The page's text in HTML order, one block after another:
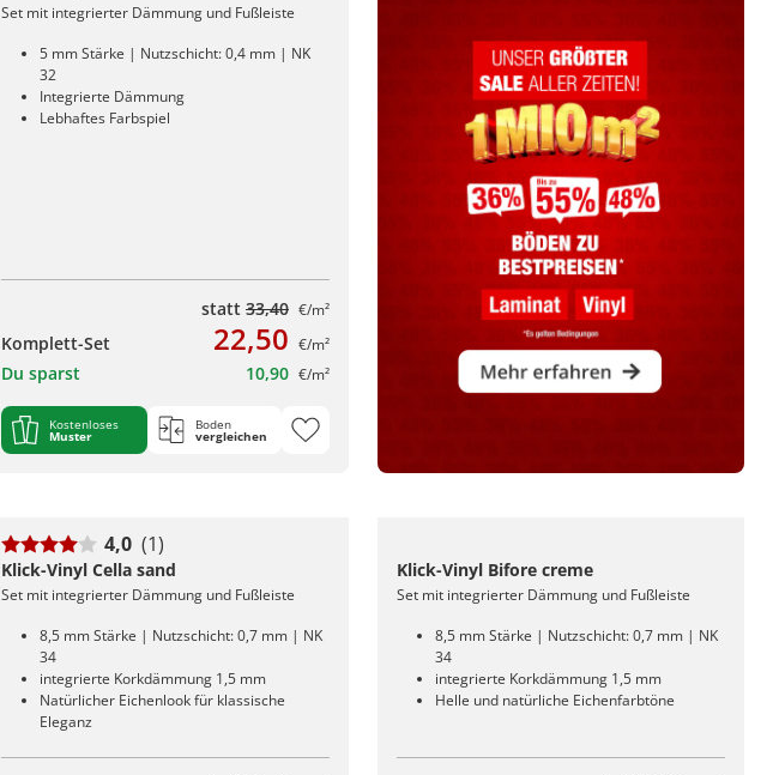
Set mit integrierter Dämmung und Fußleiste
5 mm Stärke | Nutzschicht: 0,4 mm | NK
32
Integrierte Dämmung
Lebhaftes Farbspiel
statt 33,40 €/m²
Komplett-Set 22,50 €/m²
Du sparst 10,90 €/m²
Kostenloses
Muster
Boden
vergleichen
4,0 (1)
Klick-Vinyl Cella sand
Set mit integrierter Dämmung und Fußleiste
8,5 mm Stärke | Nutzschicht: 0,7 mm | NK
34
integrierte Korkdämmung 1,5 mm
Natürlicher Eichenlook für klassische
Eleganz
Klick-Vinyl Bifore creme
Set mit integrierter Dämmung und Fußleiste
8,5 mm Stärke | Nutzschicht: 0,7 mm | NK
34
integrierte Korkdämmung 1,5 mm
Helle und natürliche Eichenfarbtöne